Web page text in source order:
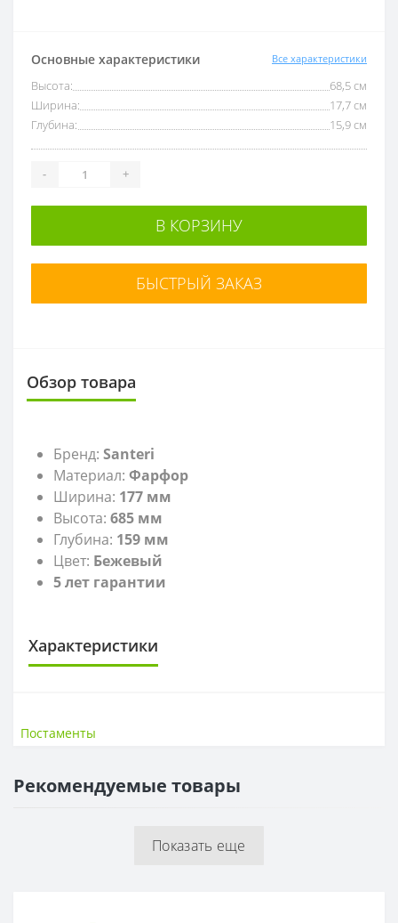
Основные характеристики Все характеристики
Высота:
68,5 см
Ширина:
17,7 см
Глубина:
15,9 см
- +
В КОРЗИНУ
БЫСТРЫЙ ЗАКАЗ
Обзор товара
Бренд: Santeri
Материал: Фарфор
Ширина: 177 мм
Высота: 685 мм
Глубина: 159 мм
Цвет: Бежевый
5 лет гарантии
Характеристики
Высота
ГЛУБИНА
Постаменты
Рекомендуемые товары
Показать еще